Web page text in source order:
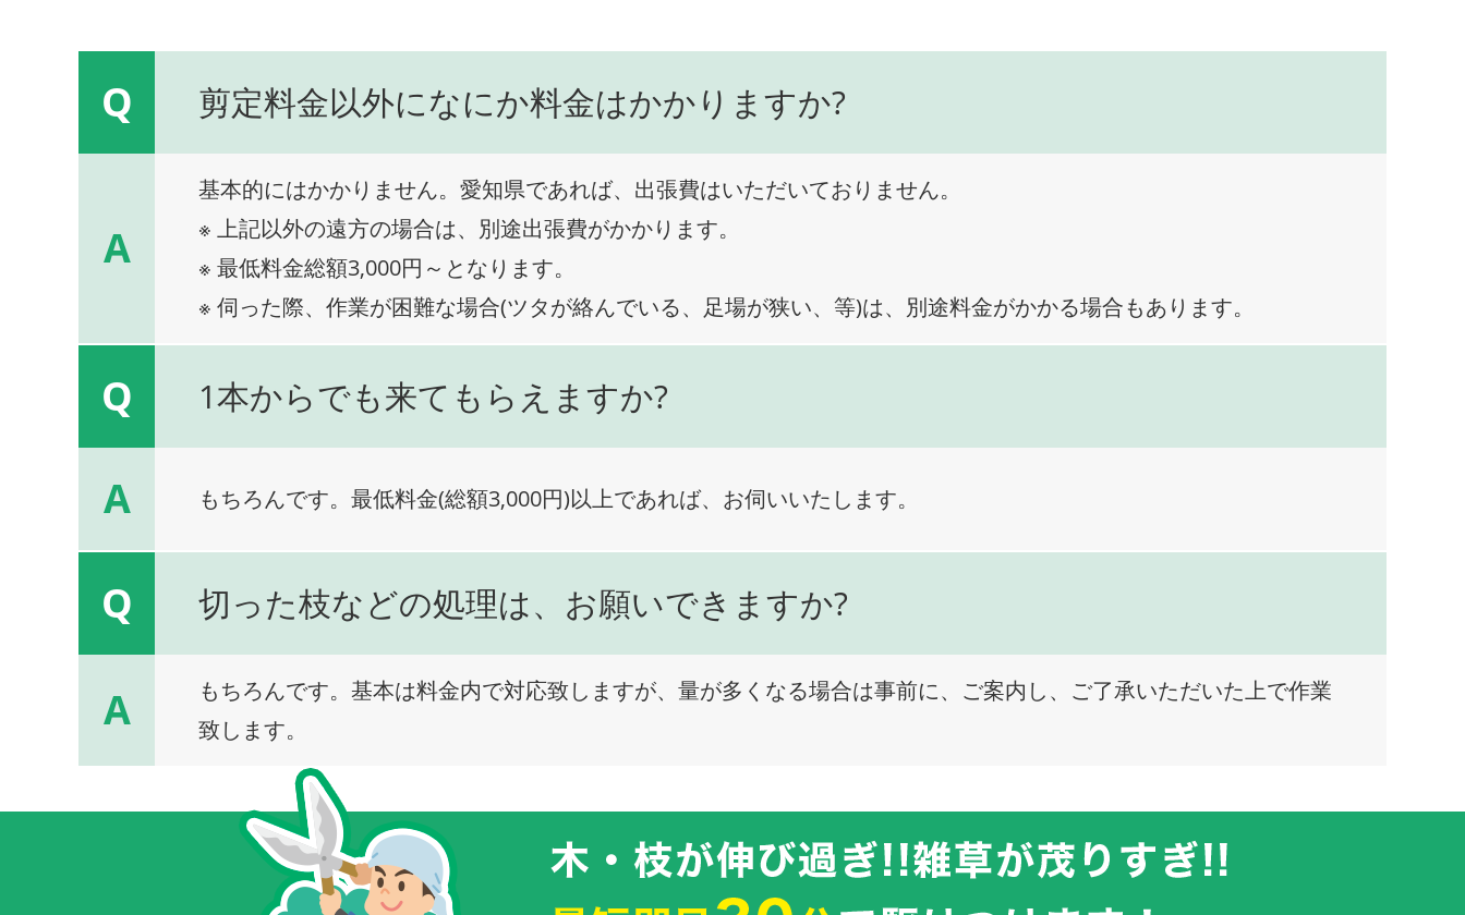
Q 剪定料金以外になにか料金はかかりますか?
A
基本的にはかかりません。愛知県であれば、出張費はいただいておりません。
※ 上記以外の遠方の場合は、別途出張費がかかります。
※ 最低料金総額3,000円～となります。
※ 伺った際、作業が困難な場合(ツタが絡んでいる、足場が狭い、等)は、別途料金がかかる場合もあります。
Q 1本からでも来てもらえますか?
A もちろんです。最低料金(総額3,000円)以上であれば、お伺いいたします。
Q 切った枝などの処理は、お願いできますか?
A
もちろんです。基本は料金内で対応致しますが、量が多くなる場合は事前に、ご案内し、ご了承いただいた上で作業
致します。